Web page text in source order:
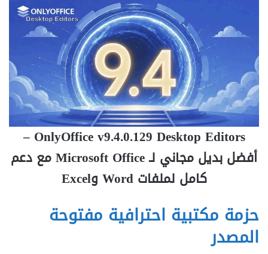
OnlyOffice v9.4.0.129 Desktop Editors –
أفضل بديل مجاني لـ Microsoft Office مع دعم
كامل لملفات Word وExcel
حزمة مكتبية احترافية مفتوحة
المصدر